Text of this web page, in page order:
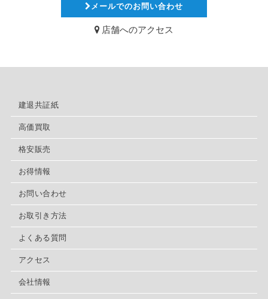
メールでのお問い合わせ
店舗へのアクセス
建退共証紙
高価買取
格安販売
お得情報
お問い合わせ
お取引き方法
よくある質問
アクセス
会社情報